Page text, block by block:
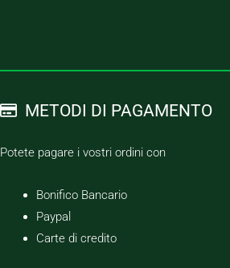
METODI DI PAGAMENTO
Potete pagare i vostri ordini con
Bonifico Bancario
Paypal
Carte di credito